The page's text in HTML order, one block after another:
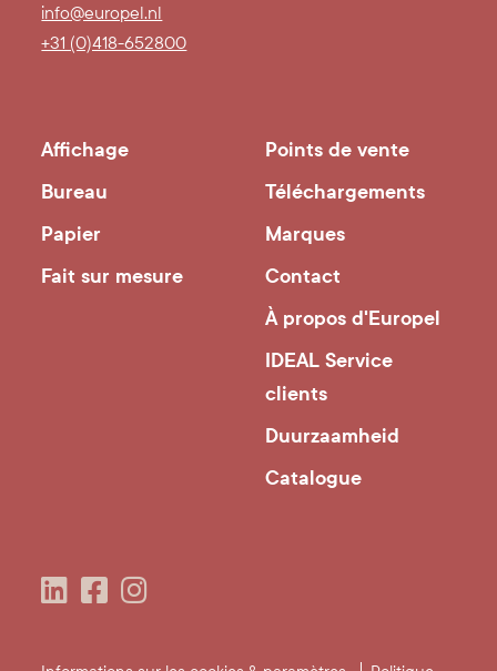
info@europel.nl
+31 (0)418-652800
Affichage
Bureau
Papier
Fait sur mesure
Points de vente
Téléchargements
Marques
Contact
À propos d'Europel
IDEAL Service
clients
Duurzaamheid
Catalogue